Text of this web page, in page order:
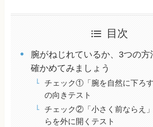
目次
腕がねじれているか、3つの方
確かめてみましょう
チェック①「腕を自然に下ろ
の向きテスト
チェック②「小さく前ならえ
らを外に開くテスト